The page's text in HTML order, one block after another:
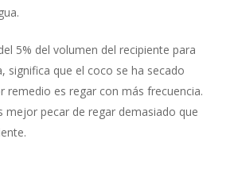
5% del volumen del recipiente para
significa que el coco se ha secado
remedio es regar con más frecuencia.
mejor pecar de regar demasiado que